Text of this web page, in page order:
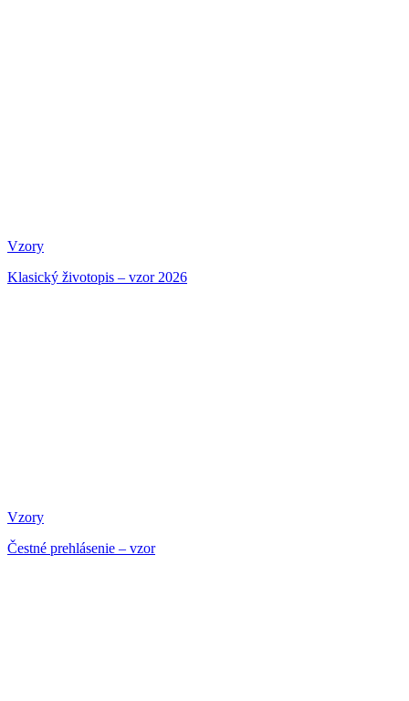
Vzory
Klasický životopis – vzor 2026
Vzory
Čestné prehlásenie – vzor